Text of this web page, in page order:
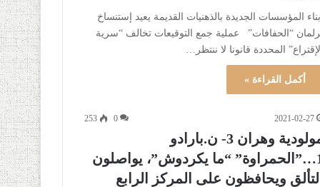
بناء المؤسسات الجديدة بالذهنيات القديمة يعيد إستنساخ
“الحفافات” عملية جمع التوقيعات تخالف “سرية
الإقتراع” المحددة قانونا لا ننتظر…
أكمل القراءة »
2021-02-27
0
253
مولودية وهران 3- ن.بارادو
1…”الحمراوة” “ما يكردوش”، يواصلون
التألق ويحافظون على المركز الرابع